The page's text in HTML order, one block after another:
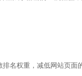
名权重，减低网站页